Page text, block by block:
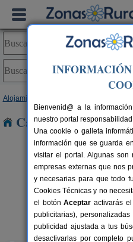
Alojamientos
Casas Rurales
Lo Trabucador
Poble Nou del Delta
Bienvenid@ a la
nuestro portal
Una cookie o galleta
información que se guarda
visitar el portal. Algunas son
empresas externas que nos
y necesarias para que todo
Cookies Técnicas y no
el botónAceptar activarás
publicitarias),
publicidad ajustada a tus
desactivarlas por completo